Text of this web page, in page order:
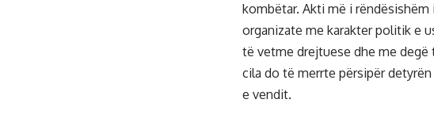
kombëtar. Akti më i
organizate me karakter politik e
të vetme drejtuese dhe me degë
cila do të merrte përsipër
e vendit.